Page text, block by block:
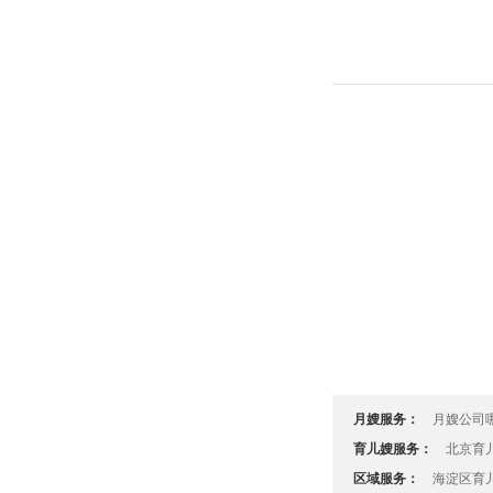
月嫂服务：
月嫂公司
月嫂的工
育儿嫂服务：
北京育
育儿嫂
区域服务： 海淀区育